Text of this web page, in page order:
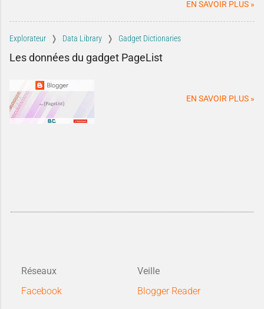
EN SAVOIR PLUS »
Explorateur Data Library Gadget Dictionaries
Les données du gadget PageList
EN SAVOIR PLUS »
Réseaux
Facebook
Veille
Blogger Reader